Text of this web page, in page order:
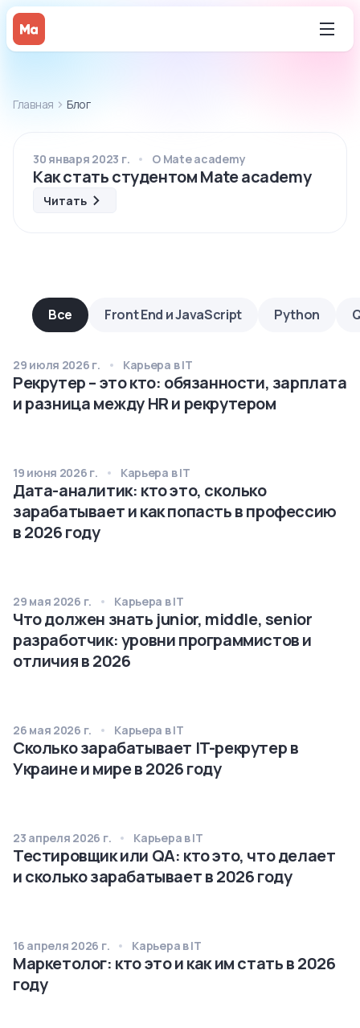
Главная Блог
30 января 2023 г. О Mate academy
Как стать студентом Mate academy
Читать
Все Front End и JavaScript Python
29 июля 2026 г. Карьера в IT
Рекрутер – это кто: обязанности, зарплата
и разница между HR и рекрутером
19 июня 2026 г. Карьера в IT
Дата-аналитик: кто это, сколько
зарабатывает и как попасть в профессию
в 2026 году
29 мая 2026 г. Карьера в IT
Что должен знать junior, middle, senior
разработчик: уровни программистов и
отличия в 2026
26 мая 2026 г. Карьера в IT
Сколько зарабатывает IT-рекрутер в
Украине и мире в 2026 году
23 апреля 2026 г. Карьера в IT
Тестировщик или QA: кто это, что делает
и сколько зарабатывает в 2026 году
16 апреля 2026 г. Карьера в IT
Маркетолог: кто это и как им стать в 2026
году